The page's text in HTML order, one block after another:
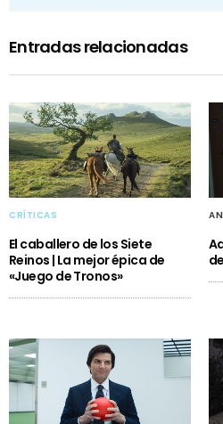
Entradas relacionadas
CRÍTICAS
El caballero de los Siete
Reinos | La mejor épica de
«Juego de Tronos»